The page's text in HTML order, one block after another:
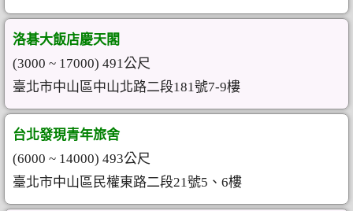
洛碁大飯店慶天閣
(3000 ~ 17000) 491公尺
臺北市中山區中山北路二段181號7-9樓
台北發現青年旅舍
(6000 ~ 14000) 493公尺
臺北市中山區民權東路二段21號5、6樓